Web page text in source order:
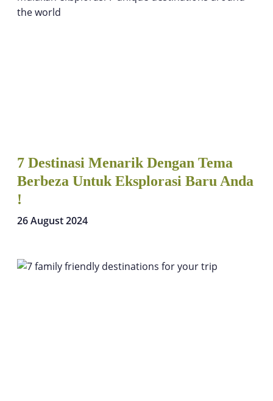
7 Destinasi Menarik Dengan Tema
Berbeza Untuk Eksplorasi Baru Anda
!
26 August 2024